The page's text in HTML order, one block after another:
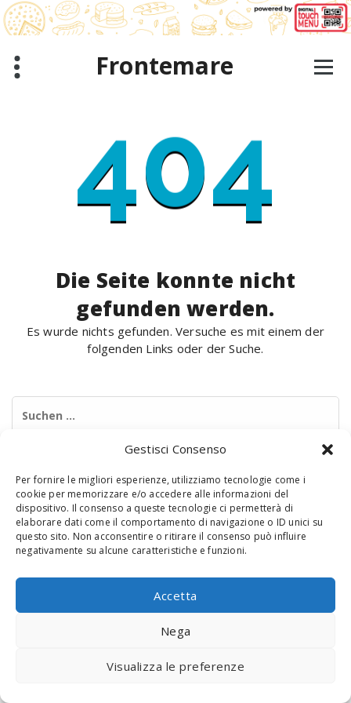
Gestisci Consenso
Per fornire le migliori esperienze, utilizziamo tecnologie come i
cookie per memorizzare e/o accedere alle informazioni del
dispositivo. Il consenso a queste tecnologie ci permetterà di
elaborare dati come il comportamento di navigazione o ID unici su
questo sito. Non acconsentire o ritirare il consenso può influire
negativamente su alcune caratteristiche e funzioni.
Accetta
Nega
Visualizza le preferenze
Zum
Inhalt
springen
Frontemare
404
Die Seite konnte nicht
gefunden werden.
Es wurde nichts gefunden. Versuche es mit einem der
folgenden Links oder der Suche.
© 2020 Digital Touch Menu. Menu realizzato da